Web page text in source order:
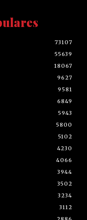
73107
55639
18067
9627
9581
6849
5943
5800
5102
4230
4066
3944
3502
3234
3112